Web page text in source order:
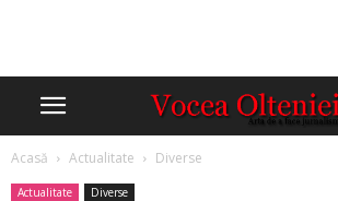
Acasă Actualitate Diverse
Actualitate Diverse